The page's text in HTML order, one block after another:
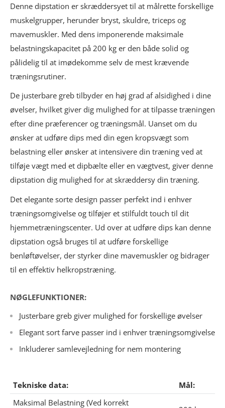
Denne dipstation er skræddersyet til at målrette forskellige
muskelgrupper, herunder bryst, skuldre, triceps og
mavemuskler. Med dens imponerende maksimale
belastningskapacitet på 200 kg er den både solid og
pålidelig til at imødekomme selv de mest krævende
træningsrutiner.
De justerbare greb tilbyder en høj grad af alsidighed i dine
øvelser, hvilket giver dig mulighed for at tilpasse træningen
efter dine præferencer og træningsmål. Uanset om du
ønsker at udføre dips med din egen kropsvægt som
belastning eller ønsker at intensivere din træning ved at
tilføje vægt med et dipbælte eller en vægtvest, giver denne
dipstation dig mulighed for at skræddersy din træning.
Det elegante sorte design passer perfekt ind i enhver
træningsomgivelse og tilføjer et stilfuldt touch til dit
hjemmetræningscenter. Ud over at udføre dips kan denne
dipstation også bruges til at udføre forskellige
benløftøvelser, der styrker dine mavemuskler og bidrager
til en effektiv helkropstræning.
NØGLEFUNKTIONER:
Justerbare greb giver mulighed for forskellige øvelser
Elegant sort farve passer ind i enhver træningsomgivelse
Inkluderer samlevejledning for nem montering
Tekniske data:
Mål:
Maksimal Belastning (Ved korrekt